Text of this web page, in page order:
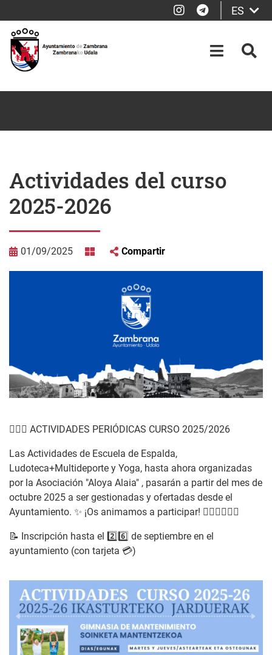
Instagram
Telegram
ES
OPEN-
Actividades del curso
2025-2026
01/09/2025 Compartir
🤸🏻‍♂️ ACTIVIDADES PERIÓDICAS CURSO 2025/2026
Las Actividades de Escuela de Espalda,
Ludoteca+Multideporte y Yoga, hasta ahora organizadas
por la Asociación "Aloya Alaia" , pasarán a partir del mes de
octubre 2025 a ser gestionadas y ofertadas desde el
Ayuntamiento. ✨ ¡Os animamos a participar! ⛹🏻‍♀️🧘🏻‍♂️
📝 Inscripción hasta el 2️⃣6️⃣ de septiembre en el
ayuntamiento (con tarjeta 💳)